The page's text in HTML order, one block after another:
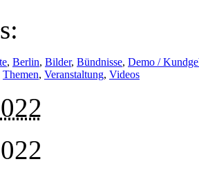
, Berlin, Bilder, Bündnisse, Demo /
Themen, Veranstaltung, Videos